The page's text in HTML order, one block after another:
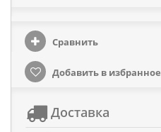
Сравнить
Добавить в избранное
Доставка